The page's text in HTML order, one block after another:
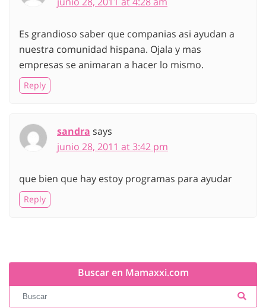
Es grandioso saber que companias asi ayudan a
nuestra comunidad hispana. Ojala y mas
empresas se animaran a hacer lo mismo.
Reply
sandra says
junio 28, 2011 at 3:42 pm
que bien que hay estoy programas para ayudar
Reply
Buscar en Mamaxxi.com